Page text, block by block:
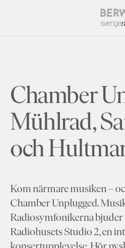
Chamber
Mühlrad,
och
Kom närmare musiken –
Chamber Unplugged.
Radiosymfonikerna
Radiohusets Studio 2, en